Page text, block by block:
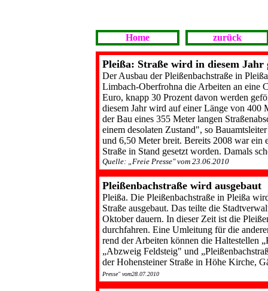
Home zurück
Pleißa: Straße wird in diesem Jahr
Der Ausbau der Pleißenbachstraße in
Limbach-Oberfrohna die Arbeiten an eine
Euro, knapp 30 Prozent davon werden
diesem Jahr wird auf einer Länge von 400
der Bau eines 355 Meter langen
einem desolaten Zustand", so
und 6,50 Meter breit. Bereits 2008 war ein
Straße in Stand gesetzt worden. Da­mals
Quelle: „Freie Presse" vom 23.06.2010
Pleißenbachstraße wird ausgebaut
Pleißa. Die Pleißenbachstraße in Pleißa
Straße ausgebaut. Das teilte die
Oktober dauern. In die­ser Zeit ist die
durchfahren. Ei­ne Umleitung für die
rend der Arbeiten können die Haltestellen
„Abzweig Feldsteig" und
der Hohensteiner Straße in Höhe Kir­che,
Presse" vom28.07.2010